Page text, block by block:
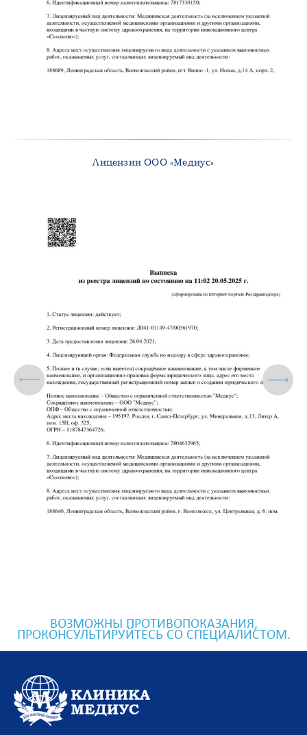
Лицензии ООО «Медиус»
ВОЗМОЖНЫ ПРОТИВОПОКАЗАНИЯ,
ПРОКОНСУЛЬТИРУЙТЕСЬ СО СПЕЦИАЛИСТОМ.